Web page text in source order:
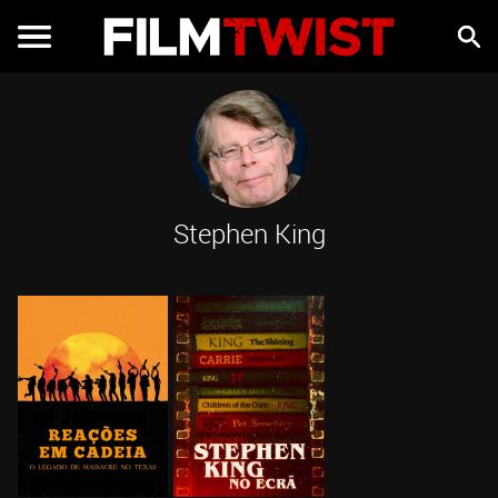
Stephen King